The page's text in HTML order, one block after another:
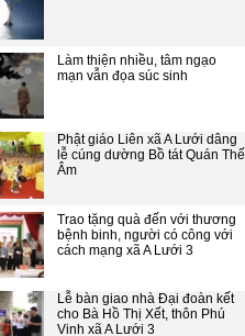
Làm thiện nhiều, tâm ngạo
mạn vẫn đọa súc sinh
Phật giáo Liên xã A Lưới dâng
lễ cúng dường Bồ tát Quán Thế
Âm
Trao tặng quà đến với thương
bệnh binh, người có công với
cách mạng xã A Lưới 3
Lễ bàn giao nhà Đại đoàn kết
cho Bà Hồ Thị Xết, thôn Phú
Vinh xã A Lưới 3